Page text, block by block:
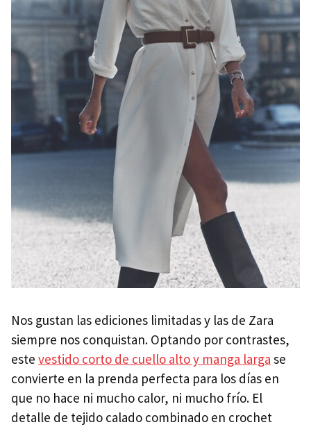
Nos gustan las ediciones limitadas y las de Zara
siempre nos conquistan. Optando por contrastes,
este vestido corto de cuello alto y manga larga se
convierte en la prenda perfecta para los días en
que no hace ni mucho calor, ni mucho frío. El
detalle de tejido calado combinado en crochet